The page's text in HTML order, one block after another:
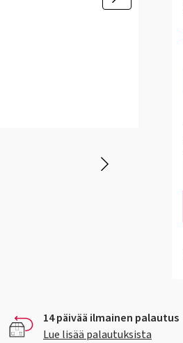
14 päivää ilmainen palautus
Lue lisää palautuksista